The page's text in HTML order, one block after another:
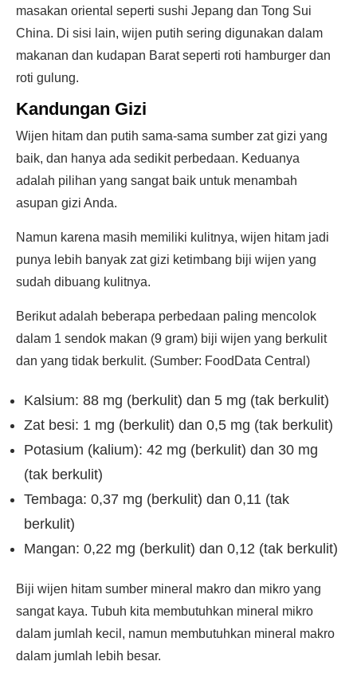
masakan oriental seperti sushi Jepang dan Tong Sui
China. Di sisi lain, wijen putih sering digunakan dalam
makanan dan kudapan Barat seperti roti hamburger dan
roti gulung.
Kandungan Gizi
Wijen hitam dan putih sama-sama sumber zat gizi yang
baik, dan hanya ada sedikit perbedaan. Keduanya
adalah pilihan yang sangat baik untuk menambah
asupan gizi Anda.
Namun karena masih memiliki kulitnya, wijen hitam jadi
punya lebih banyak zat gizi ketimbang biji wijen yang
sudah dibuang kulitnya.
Berikut adalah beberapa perbedaan paling mencolok
dalam 1 sendok makan (9 gram) biji wijen yang berkulit
dan yang tidak berkulit. (Sumber: FoodData Central)
Kalsium: 88 mg (berkulit) dan 5 mg (tak berkulit)
Zat besi: 1 mg (berkulit) dan 0,5 mg (tak berkulit)
Potasium (kalium): 42 mg (berkulit) dan 30 mg
(tak berkulit)
Tembaga: 0,37 mg (berkulit) dan 0,11 (tak
berkulit)
Mangan: 0,22 mg (berkulit) dan 0,12 (tak berkulit)
Biji wijen hitam sumber mineral makro dan mikro yang
sangat kaya. Tubuh kita membutuhkan mineral mikro
dalam jumlah kecil, namun membutuhkan mineral makro
dalam jumlah lebih besar.